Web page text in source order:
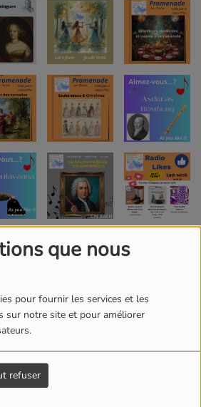
que nous
pour fournir les services et les
sur notre site et pour améliorer
refuser